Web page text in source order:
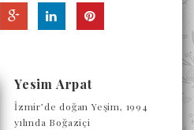
Yesim Arpat
İzmir’de doğan Yeşim, 1994
yılında Boğaziçi